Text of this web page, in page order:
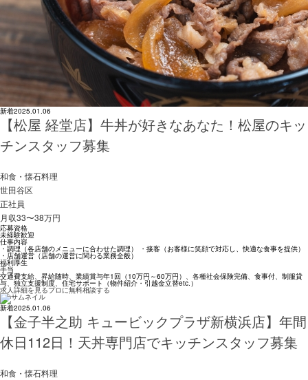
新着2025.01.06
【松屋 経堂店】牛丼が好きなあなた！松屋のキッ
チンスタッフ募集
和食・懐石料理
世田谷区
正社員
月収33〜38万円
応募資格
未経験歓迎
仕事内容
・調理（各店舗のメニューに合わせた調理） ・接客（お客様に笑顔で対応し、快適な食事を提供）
・店舗運営（店舗の運営に関わる業務全般）
福利厚生
手当
交通費支給、昇給随時、業績賞与年1回（10万円～60万円）、各種社会保険完備、食事付、制服貸
与、独立支援制度、住宅サポート（物件紹介・引越金立替etc.）
求人詳細を見るプロに無料相談する
新着2025.01.06
【金子半之助 キュービックプラザ新横浜店】年間
休日112日！天丼専門店でキッチンスタッフ募集
和食・懐石料理